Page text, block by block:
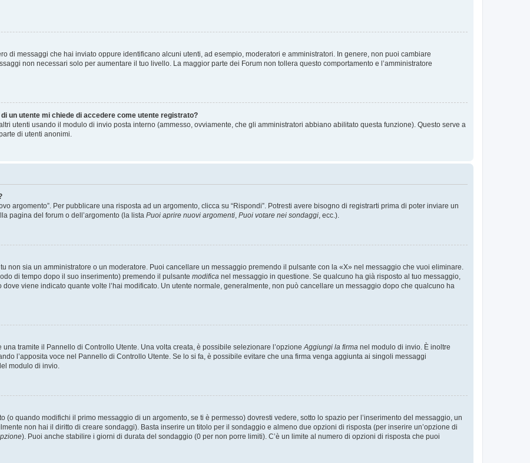
di messaggi che hai inviato oppure identificano alcuni utenti, ad esempio, moderatori e amministratori. In genere, non puoi cambiare
non necessari solo per aumentare il tuo livello. La maggior parte dei Forum non tollera questo comportamento e l’amministratore
un utente mi chiede di accedere come utente registrato?
utenti usando il modulo di invio posta interno (ammesso, ovviamente, che gli amministratori abbiano abilitato questa funzione). Questo serve a
di utenti anonimi.
argomento”. Per pubblicare una risposta ad un argomento, clicca su “Rispondi”. Potresti avere bisogno di registrarti prima di poter inviare un
pagina del forum o dell’argomento (la lista Puoi aprire nuovi argomenti Puoi votare nei sondaggi , ecc.).
non sia un amministratore o un moderatore. Puoi cancellare un messaggio premendo il pulsante con la «X» nel messaggio che vuoi eliminare.
di tempo dopo il suo inserimento) premendo il pulsante modifica nel messaggio in questione. Se qualcuno ha già risposto al tuo messaggio,
viene indicato quante volte l’hai modificato. Un utente normale, generalmente, non può cancellare un messaggio dopo che qualcuno ha
tramite il Pannello di Controllo Utente. Una volta creata, è possibile selezionare l’opzione Aggiungi la firma nel modulo di invio. È inoltre
l’apposita voce nel Pannello di Controllo Utente. Se lo si fa, è possibile evitare che una firma venga aggiunta ai singoli messaggi
modulo di invio.
quando modifichi il primo messaggio di un argomento, se ti è permesso) dovresti vedere, sotto lo spazio per l’inserimento del messaggio, un
non hai il diritto di creare sondaggi). Basta inserire un titolo per il sondaggio e almeno due opzioni di risposta (per inserire un’opzione di
). Puoi anche stabilire i giorni di durata del sondaggio (0 per non porre limiti). C’è un limite al numero di opzioni di risposta che puoi